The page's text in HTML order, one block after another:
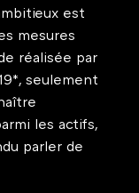
est
mesures
réalisée par
seulement
les actifs,
parler de